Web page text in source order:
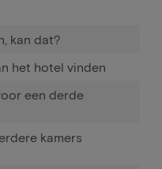
kan dat?
het hotel vinden
een derde
kamers